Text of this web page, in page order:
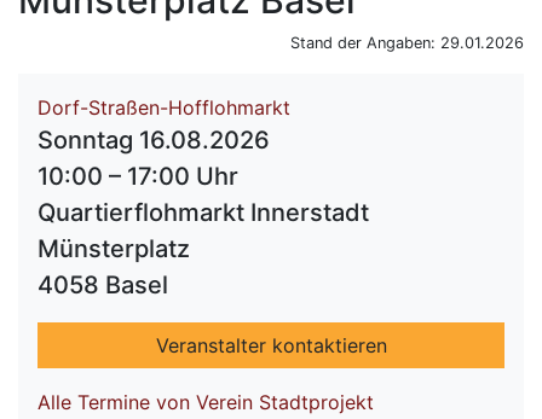
Stand der Angaben: 29.01.2026
Dorf-Straßen-Hofflohmarkt
Sonntag 16.08.2026
10:00 – 17:00 Uhr
Quartierflohmarkt Innerstadt
Münsterplatz
4058 Basel
Veranstalter kontaktieren
Alle Termine von Verein Stadtprojekt